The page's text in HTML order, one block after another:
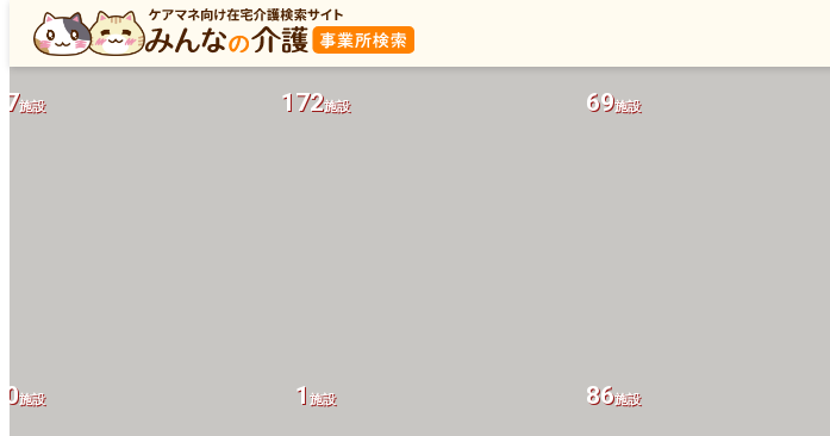
施設 1 施設 86施設
施設 172施設 69施設